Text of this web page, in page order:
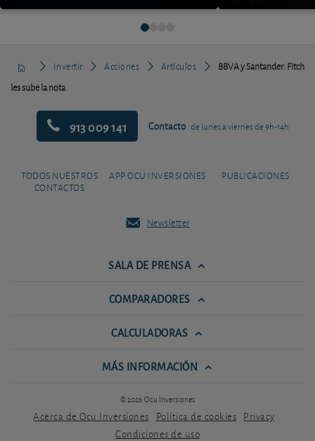
Invertir Acciones Artículos
BBVA y Santander: Fitch
les sube la nota
913 009 141 Contacto de lunes a viernes de 9h-14h
TODOS NUESTROS
CONTACTOS
APP OCU INVERSIONES PUBLICACIONES
Newsletter
SALA DE PRENSA
COMPARADORES
CALCULADORAS
MÁS INFORMACIÓN
© 2026 Ocu Inversiones
Acerca de Ocu Inversiones Política de cookies Privacy
Condiciones de uso